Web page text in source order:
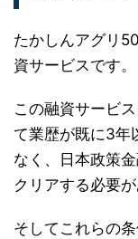
たかしんアグリ
資サービスです。
この融資サービ
て業歴が既に3年
なく、日本政策
クリアする必要が
そしてこれらの